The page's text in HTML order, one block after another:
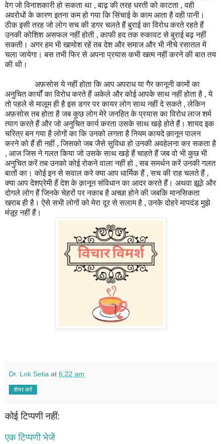
वेग जो विनाशकारी हो सकता था , बाढ़ की तरह धरती को काटता , वही
अवरोधों के कारण इतना कम हो गया कि सिंचाई के काम आता है वही पानी।
ठीक इसी तरह जो लोग सच की डगर चलते हैं बुराई का विरोध करते रहते हैं
उनकी कोशिश असफल नहीं होती , काफी हद तक रुकावट से बुराई बढ़ नहीं
सकती। अगर हम भी खामोश रहें तब देश और समाज और भी नीचे रसातल में
चला जायेगा। बस तभी फिर से अपना प्रयास कभी खत्म नहीं करने की बात तय
की थी।
अफ़सोस ये नहीं होता कि आप अपराध या गैर कानूनी कामों का
अनुचित कार्यों का विरोध करते हैं अकेले और कोई आपके साथ नहीं होता है , ये
तो पहले से मालूम ही है इस डगर पर कायर लोग साथ नहीं दे सकते , लेकिन
अफ़सोस तब होता है जब कुछ लोग मेरे जनहित के प्रयास का विरोध लाज शर्म
त्याग करते हैं और जो अनुचित कार्य करता उसके साथ खड़े होते हैं। शायद इक
चरित्र बन गया है लोगों का कि उनको लगता है नियम कायदे क़ानून पालन
करने को हैं ही नहीं , जिसको जब जैसे सुविधा हो उनकी अवहेलना कर सकता है
, आज जिस ने गलत किया जो उसके साथ खड़े हैं चाहते हैं जब वो भी कुछ भी
अनुचित करें तब उनको कोई रोकने वाला नहीं हो , सब समर्थन करें उनकी गलत
बातों का। कोई इन से सवाल करे क्या आप धार्मिक हैं , सच की राह चलते हैं ,
क्या आप देशप्रेमी हैं देश के क़ानून संविधान का आदर करते हैं। अथवा झूठे और
दोगले लोग हैं जिनके चेहरों पर नकाब है अच्छा होने की जबकि मानसिकता
खराब ही है। ऐसे सभी लोगों को मेरा दूर से सलाम है , उनके दोहरे मापदंड मुझे
मंज़ूर नहीं हैं।
Dr. Lok Setia at 6:22 am
शेयर करें
कोई टिप्पणी नहीं:
एक टिप्पणी भेजें